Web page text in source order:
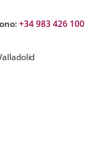
+34 983 426 100